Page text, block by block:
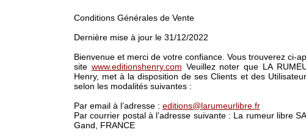
Conditions Générales de Vente
Dernière mise à jour le 31/12/2022
Bienvenue et merci de votre confiance. Vous trouverez ci-
site www.editionshenry.com Veuillez noter que LA
Henry, met à la disposition de ses Clients et des
selon les modalités suivantes :
Par email à l’adresse : editions@larumeurlibre.fr
Par courrier postal à l’adresse suivante : La rumeur libre
Gand, FRANCE